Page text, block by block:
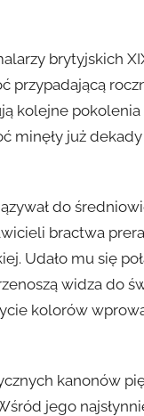
brytyjskich
przypadającą
kolejne
minęły już
do
bractwa
Udało mu się
widza do
kolorów
kanonów
jego